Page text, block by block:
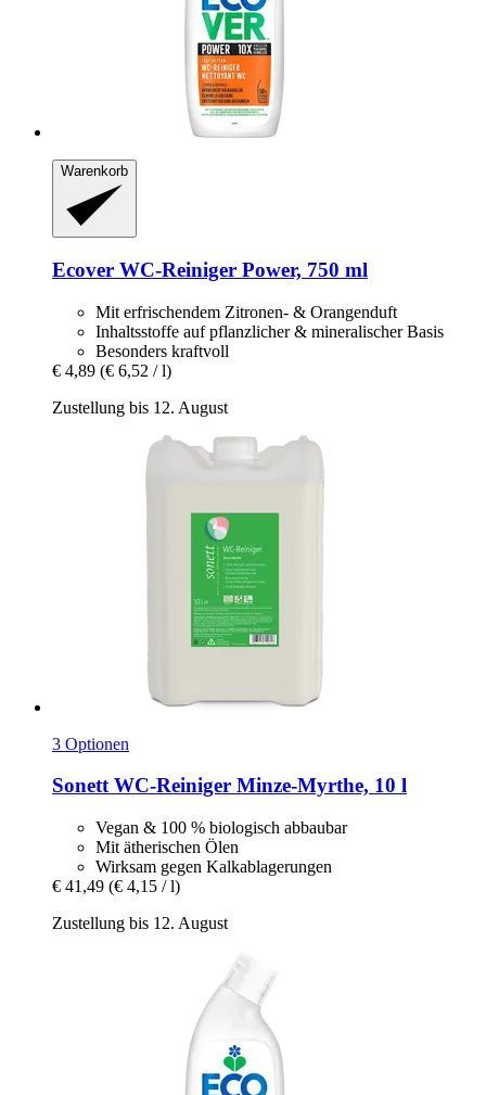
Warenkorb
Ecover WC-​Reiniger Power, 750 ml
Mit erfrischendem Zitronen- & Orangenduft
Inhaltsstoffe auf pflanzlicher & mineralischer Basis
Besonders kraftvoll
€ 4,89 (€ 6,52 / l)
Zustellung bis 12. August
3 Optionen
SonettWC-​Reiniger Minze-​Myrthe, 10 l
Vegan & 100 % biologisch abbaubar
Mit ätherischen Ölen
Wirksam gegen Kalkablagerungen
€ 41,49 (€ 4,15 / l)
Zustellung bis 12. August